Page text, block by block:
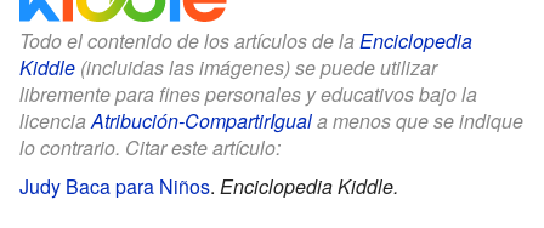
Todo el contenido de los artículos de la Enciclopedia
Kiddle (incluidas las imágenes) se puede utilizar
libremente para fines personales y educativos bajo la
licenciaAtribución-CompartirIguala menos que se indique
lo contrario. Citar este artículo:
Judy Baca para Niños. Enciclopedia Kiddle.